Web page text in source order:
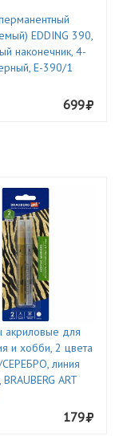
EDDING 390,
наконечник, 4-
E-390/1
699
для
и хобби, 2 цвета
линия
ART
179